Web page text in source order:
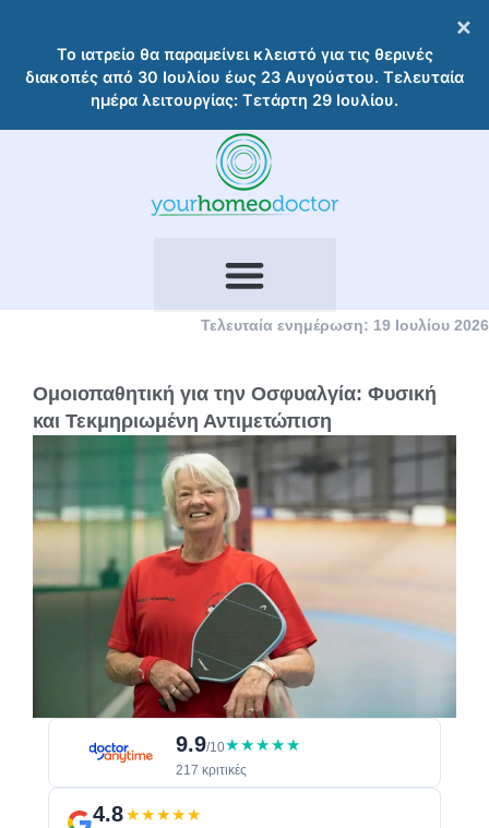
Το ιατρείο θα παραμείνει κλειστό για τις θερινές
διακοπές από 30 Ιουλίου έως 23 Αυγούστου. Τελευταία
ημέρα λειτουργίας: Τετάρτη 29 Ιουλίου.
×
περιεχόμενο
Τελευταία ενημέρωση: 19 Ιουλίου 2026
Ομοιοπαθητική για την Οσφυαλγία: Φυσική
και Τεκμηριωμένη Αντιμετώπιση
9.9/10★★★★★
217 κριτικές
4.8★★★★★